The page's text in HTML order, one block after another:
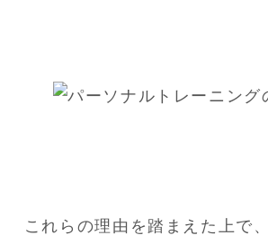
これらの理由を踏まえた上で